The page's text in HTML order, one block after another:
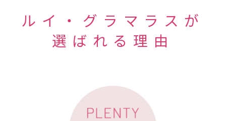
ルイ・グラマラスが
選ばれる理由